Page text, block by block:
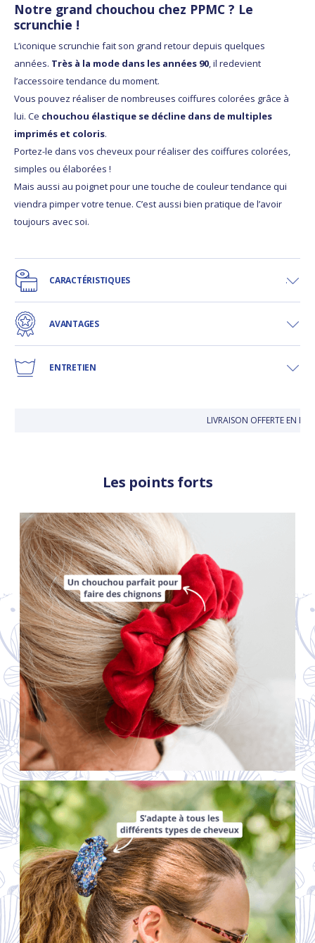
Notre grand chouchou chez PPMC ? Le
scrunchie !
L’iconique scrunchie fait son grand retour depuis quelques
années. Très à la mode dans les années 90, il redevient
l’accessoire tendance du moment.
Vous pouvez réaliser de nombreuses coiffures colorées grâce à
lui. Ce chouchou élastique se décline dans de multiples
imprimés et coloris.
Portez-le dans vos cheveux pour réaliser des coiffures colorées,
simples ou élaborées !
Mais aussi au poignet pour une touche de couleur tendance qui
viendra pimper votre tenue. C’est aussi bien pratique de l’avoir
toujours avec soi.
CARACTÉRISTIQUES
AVANTAGES
ENTRETIEN
LIVRAISON OFFERTE EN
Les points forts